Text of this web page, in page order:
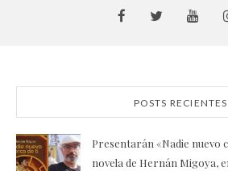
POSTS RECIENTES
Presentarán «Nadie nuevo
novela de Hernán Migoya,